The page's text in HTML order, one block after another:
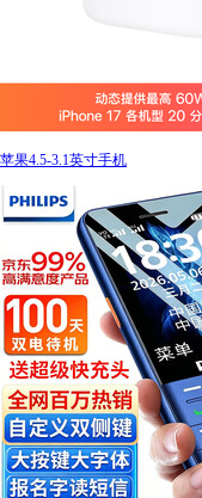
苹果4.5-3.1英寸手机